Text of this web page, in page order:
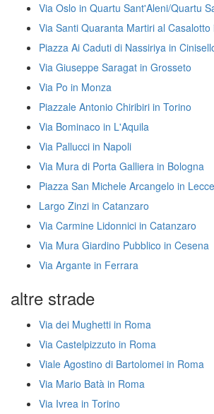
Via Oslo in Quartu Sant'Aleni/Quartu
Via Santi Quaranta Martiri al Casalotto
Piazza Ai Caduti di Nassiriya in
Via Giuseppe Saragat in Grosseto
Via Po in Monza
Piazzale Antonio Chiribiri in Torino
Via Bominaco in L'Aquila
Via Pallucci in Napoli
Via Mura di Porta Galliera in Bologna
Piazza San Michele Arcangelo in Lecce
Largo Zinzi in Catanzaro
Via Carmine Lidonnici in Catanzaro
Via Mura Giardino Pubblico in Cesena
Via Argante in Ferrara
altre strade
Via dei Mughetti in Roma
Via Castelpizzuto in Roma
Viale Agostino di Bartolomei in Roma
Via Mario Batà in Roma
Via Ivrea in Torino